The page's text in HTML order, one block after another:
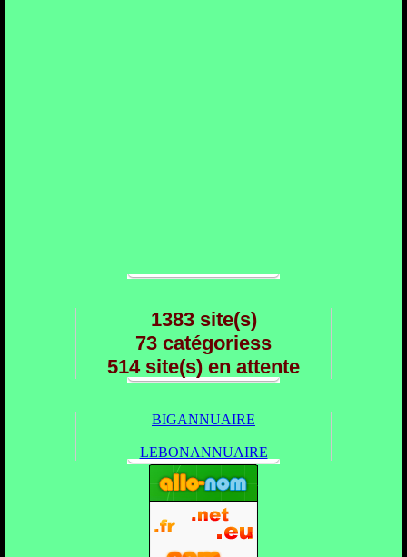
1383 site(s)
73 catégoriess
514 site(s) en attente
BIGANNUAIRE
LEBONANNUAIRE